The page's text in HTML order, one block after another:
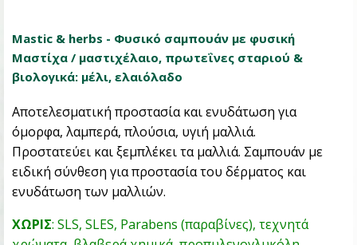
Mastic & herbs - Φυσικό σαμπουάν με φυσική
Μαστίχα / μαστιχέλαιο, πρωτεΐνες σταριού &
βιολογικά: μέλι, ελαιόλαδο
Αποτελεσματική προστασία και ενυδάτωση για
όμορφα, λαμπερά, πλούσια, υγιή μαλλιά.
Προστατεύει και ξεμπλέκει τα μαλλιά. Σαμπουάν με
ειδική σύνθεση για προστασία του δέρματος και
ενυδάτωση των μαλλιών.
ΧΩΡΙΣ: SLS, SLES, Parabens (παραβίνες), τεχνητά